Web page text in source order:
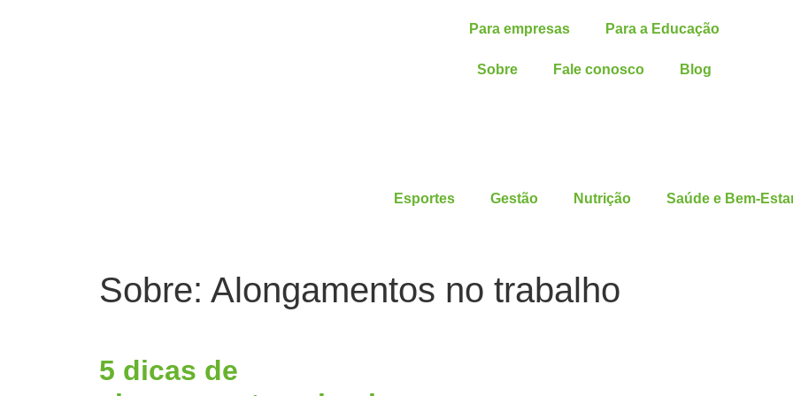
Para empresas Para a Educação
Sobre Fale conosco Blog
Esportes Gestão Nutrição Saúde e Bem-
Sobre: Alongamentos no trabalho
5 dicas de